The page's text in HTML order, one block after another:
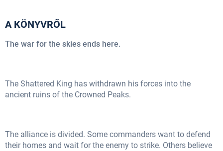
A KÖNYVRŐL
The war for the skies ends here.
The Shattered King has withdrawn his forces into the
ancient ruins of the Crowned Peaks.
The alliance is divided. Some commanders want to defend
their homes and wait for the enemy to strike. Others believe